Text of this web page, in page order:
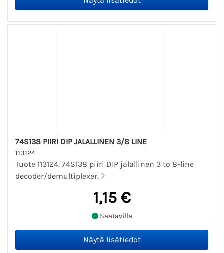
74S138 PIIRI DIP JALALLINEN 3/8 LINE
113124
Tuote 113124. 74S138 piiri DIP jalallinen 3 to 8-line
decoder/demultiplexer.
1,15 €
Saatavilla